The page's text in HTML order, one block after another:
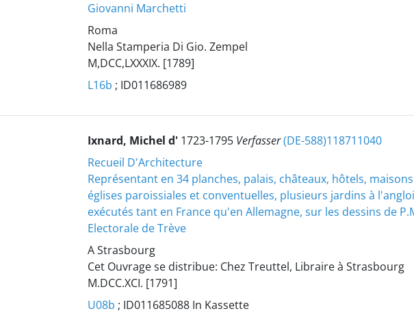
Giovanni Marchetti
Roma
Nella Stamperia Di Gio. Zempel
M,DCC,LXXXIX. [1789]
L16b ; ID011686989
Ixnard, Michel d' 1723-1795 Verfasser(DE-588)118711040
Recueil D'Architecture
Représentant en 34 planches, palais, châteaux, hôtels,
églises paroissiales et conventuelles, plusieurs jardins à
exécutés tant en France qu'en Allemagne, sur les dessins de
Electorale de Trève
A Strasbourg
Cet Ouvrage se distribue: Chez Treuttel, Libraire à Strasbourg
M.DCC.XCI. [1791]
U08b ; ID011685088 In Kassette